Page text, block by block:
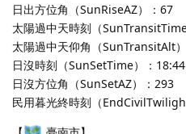
日出方位角（SunRiseAZ）：67
太陽過中天時刻（
太陽過中天仰角（SunTransitAlt
日沒時刻（SunSetTime）：18:44
日沒方位角（SunSetAZ）：293
民用暮光終時刻（